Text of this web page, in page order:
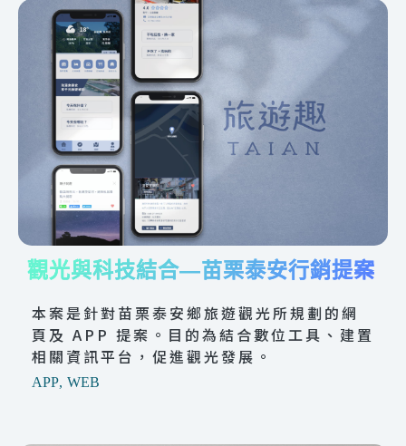
觀光與科技結合—苗栗泰安行銷提案
本案是針對苗栗泰安鄉旅遊觀光所規劃的網
頁及 APP 提案。目的為結合數位工具、建置
相關資訊平台，促進觀光發展。
APP, WEB